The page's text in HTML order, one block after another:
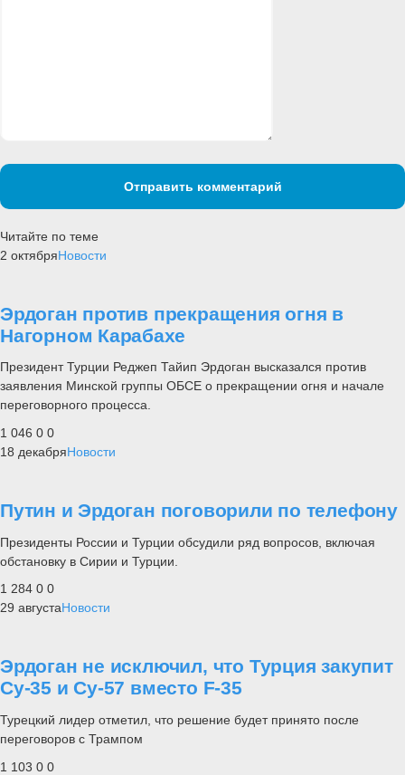
Отправить комментарий
Читайте по теме
2 октябряНовости
Эрдоган против прекращения огня в
Нагорном Карабахе
Президент Турции Реджеп Тайип Эрдоган высказался против
заявления Минской группы ОБСЕ о прекращении огня и начале
переговорного процесса.
1 046 0 0
18 декабряНовости
Путин и Эрдоган поговорили по телефону
Президенты России и Турции обсудили ряд вопросов, включая
обстановку в Сирии и Турции.
1 284 0 0
29 августаНовости
Эрдоган не исключил, что Турция закупит
Су-35 и Су-57 вместо F-35
Турецкий лидер отметил, что решение будет принято после
переговоров с Трампом
1 103 0 0